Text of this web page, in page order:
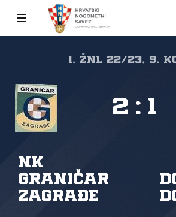
1. ŽNL 22/23, 9.
NK
Graničar
Zagrađe
2 : 1